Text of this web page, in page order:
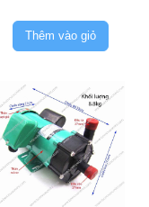
Thêm vào giỏ